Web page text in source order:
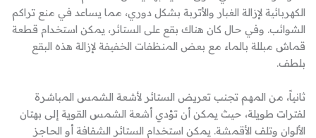
الكهربائية لإزالة الغبار والأتربة بشكل دوري، مما يساعد في منع تراكم
الشوائب. وفي حال كان هناك بقع على الستائر، يمكن استخدام قطعة
قماش مبللة بالماء مع بعض المنظفات الخفيفة لإزالة هذه البقع
بلطف.
ثانياً، من المهم تجنب تعريض الستائر لأشعة الشمس المباشرة
لفترات طويلة، حيث يمكن أن تؤدي أشعة الشمس القوية إلى بهتان
الألوان وتلف الأقمشة. يمكن استخدام الستائر الشفافة أو الحاجز